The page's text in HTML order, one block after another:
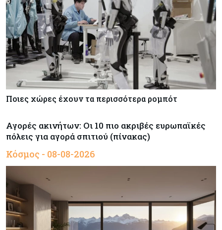
Ποιες χώρες έχουν τα περισσότερα ρομπότ
Αγορές ακινήτων: Οι 10 πιο ακριβές ευρωπαϊκές
πόλεις για αγορά σπιτιού (πίνακας)
Κόσμος - 08-08-2026